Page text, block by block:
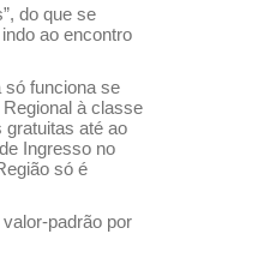
do que se
ao encontro
só funciona se
à classe
até ao
Ingresso no
só é
padrão por